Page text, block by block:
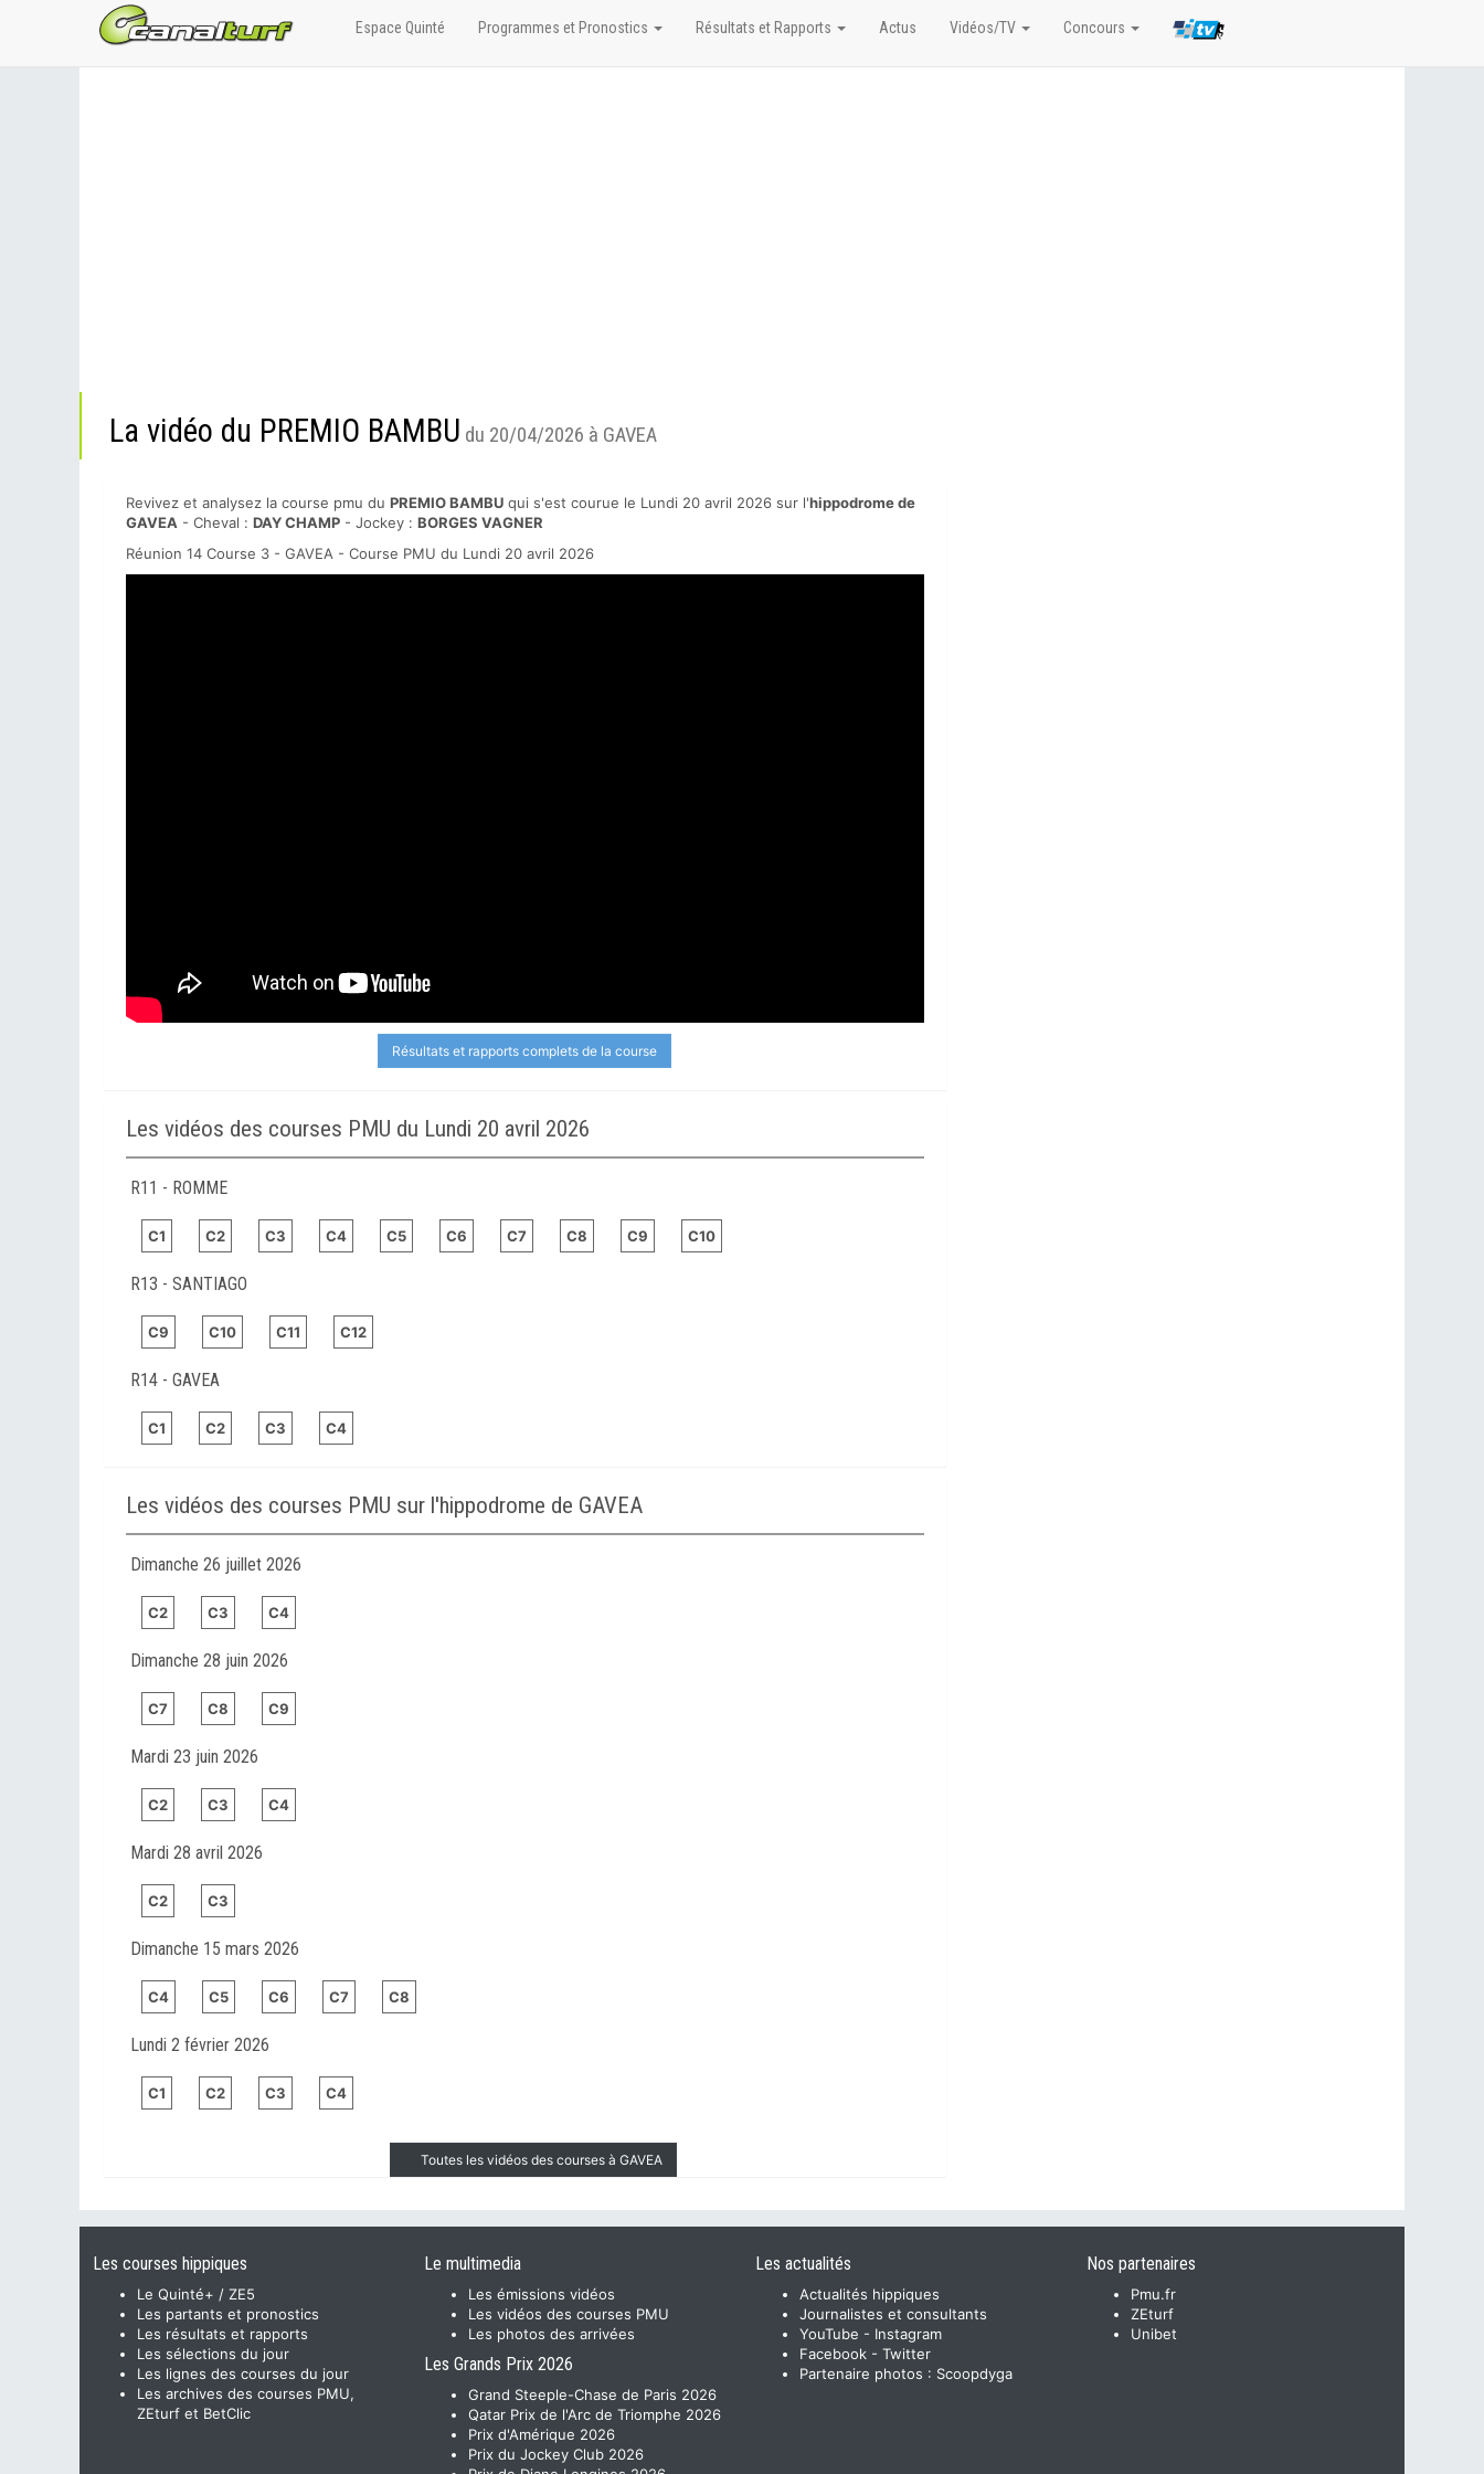
La vidéo du PREMIO BAMBU du 20/04/2026 à GAVEA
Revivez et analysez la course pmu du PREMIO BAMBU qui s'est courue le Lundi 20 avril 2026 sur l'hippodrome de
GAVEA - Cheval : DAY CHAMP - Jockey : BORGES VAGNER
Réunion 14 Course 3 - GAVEA - Course PMU du Lundi 20 avril 2026
Résultats et rapports complets de la course
Les vidéos des courses PMU du Lundi 20 avril 2026
R11 - ROMME
C1 C2 C3 C4 C5 C6 C7 C8 C9 C10
R13 - SANTIAGO
C9 C10 C11 C12
R14 - GAVEA
C1 C2 C3 C4
Les vidéos des courses PMU sur l'hippodrome de GAVEA
Dimanche 26 juillet 2026
C2 C3 C4
Dimanche 28 juin 2026
C7 C8 C9
Mardi 23 juin 2026
C2 C3 C4
Mardi 28 avril 2026
C2 C3
Dimanche 15 mars 2026
C4 C5 C6 C7 C8
Lundi 2 février 2026
C1 C2 C3 C4
Toutes les vidéos des courses à GAVEA
Espace Quinté Programmes et Pronostics Résultats et Rapports Actus Vidéos/TV Concours
Les courses hippiques
Le Quinté+ / ZE5
Les partants et pronostics
Les résultats et rapports
Les sélections du jour
Les lignes des courses du jour
Les archives des courses PMU,
ZEturf et BetClic
Le multimedia
Les émissions vidéos
Les vidéos des courses PMU
Les photos des arrivées
Les Grands Prix 2026
Grand Steeple-Chase de Paris 2026
Qatar Prix de l'Arc de Triomphe 2026
Prix d'Amérique 2026
Prix du Jockey Club 2026
Les actualités
Actualités hippiques
Journalistes et consultants
YouTube - Instagram
Facebook - Twitter
Partenaire photos : Scoopdyga
Nos partenaires
Pmu.fr
ZEturf
Unibet